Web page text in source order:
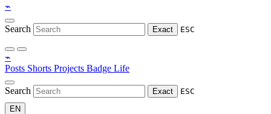
⌁
Search Exact ESC
⌁
Posts Shorts Projects Badge Life
Search Exact
ESC
EN